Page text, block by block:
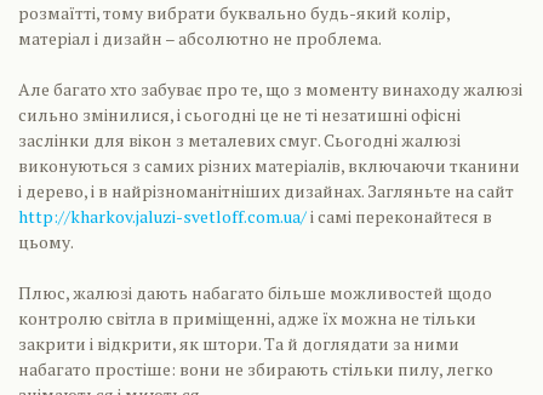
розмаїтті, тому вибрати буквально будь-який колір,
матеріал і дизайн – абсолютно не проблема.
Але багато хто забуває про те, що з моменту винаходу жалюзі
сильно змінилися, і сьогодні це не ті незатишні офісні
заслінки для вікон з металевих смуг. Сьогодні жалюзі
виконуються з самих різних матеріалів, включаючи тканини
і дерево, і в найрізноманітніших дизайнах. Загляньте на сайт
http://kharkov.jaluzi-svetloff.com.ua/і самі переконайтеся в
цьому.
Плюс, жалюзі дають набагато більше можливостей щодо
контролю світла в приміщенні, адже їх можна не тільки
закрити і відкрити, як штори. Та й доглядати за ними
набагато простіше: вони не збирають стільки пилу, легко